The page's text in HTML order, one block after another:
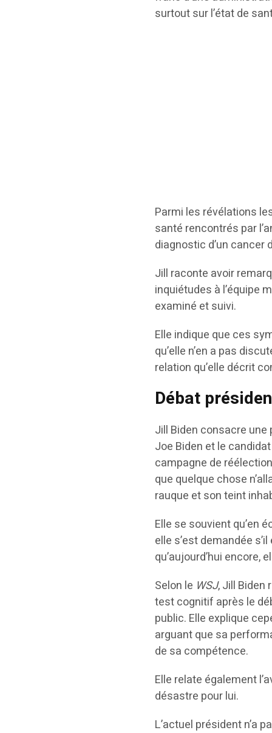
surtout sur l’état de
Parmi les révélations
santé rencontrés par
diagnostic d’un
Jill raconte avoir
inquiétudes à l’équipe
examiné et suivi.
Elle indique que ces
qu’elle n’en a pas
relation qu’elle décrit
Débat
Jill Biden consacre
Joe Biden et le
campagne de
que quelque chose
rauque et son teint
Elle se souvient qu’en
elle s’est demandée
qu’aujourd’hui encore,
Selon le WSJ, Jill Biden
test cognitif après le
public. Elle explique
arguant que sa
de sa compétence.
Elle relate également
désastre pour lui.
L’actuel président n’a